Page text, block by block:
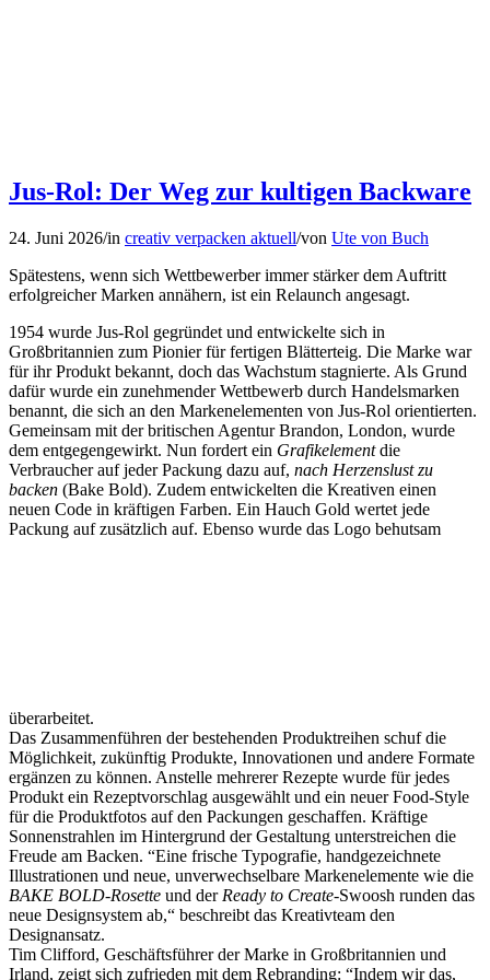
Jus-Rol: Der Weg zur kultigen Backware
24. Juni 2026/in creativ verpacken aktuell/von Ute von Buch
Spätestens, wenn sich Wettbewerber immer stärker dem Auftritt
erfolgreicher Marken annähern, ist ein Relaunch angesagt.
1954 wurde Jus-Rol gegründet und entwickelte sich in
Großbritannien zum Pionier für fertigen Blätterteig. Die Marke war
für ihr Produkt bekannt, doch das Wachstum stagnierte. Als Grund
dafür wurde ein zunehmender Wettbewerb durch Handelsmarken
benannt, die sich an den Markenelementen von Jus-Rol orientierten.
Gemeinsam mit der britischen Agentur Brandon, London, wurde
dem entgegengewirkt. Nun fordert ein Grafikelementdie
Verbraucher auf jeder Packung dazu auf, nach Herzenslust zu
backen (Bake Bold). Zudem entwickelten die Kreativen einen
neuen Code in kräftigen Farben. Ein Hauch Gold wertet jede
Packung auf zusätzlich auf. Ebenso wurde das Logo behutsam
überarbeitet.
Das Zusammenführen der bestehenden Produktreihen schuf die
Möglichkeit, zukünftig Produkte, Innovationen und andere Formate
ergänzen zu können. Anstelle mehrerer Rezepte wurde für jedes
Produkt ein Rezeptvorschlag ausgewählt und ein neuer Food-Style
für die Produktfotos auf den Packungen geschaffen. Kräftige
Sonnenstrahlen im Hintergrund der Gestaltung unterstreichen die
Freude am Backen. “Eine frische Typografie, handgezeichnete
Illustrationen und neue, unverwechselbare Markenelemente wie die
BAKE BOLD-Rosette und der Ready to Create-Swoosh runden das
neue Designsystem ab,“ beschreibt das Kreativteam den
Designansatz.
Tim Clifford, Geschäftsführer der Marke in Großbritannien und
Irland, zeigt sich zufrieden mit dem Rebranding: “Indem wir das,